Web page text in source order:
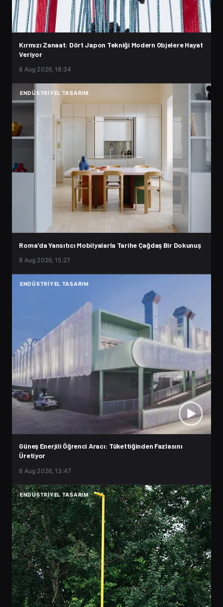
Kırmızı Zanaat: Dört Japon Tekniği Modern Objelere Hayat
Veriyor
8 Aug 2026, 18:34
ENDÜSTRIYEL TASARIM
Roma'da Yansıtıcı Mobilyalarla Tarihe Çağdaş Bir Dokunuş
8 Aug 2026, 15:27
ENDÜSTRIYEL TASARIM
Güneş Enerjili Öğrenci Aracı: Tükettiğinden Fazlasını
Üretiyor
8 Aug 2026, 13:47
ENDÜSTRIYEL TASARIM